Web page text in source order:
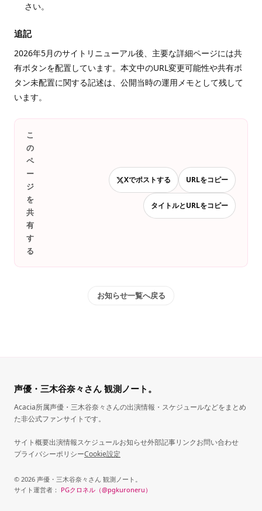
さい。
追記
2026年5月のサイトリニューアル後、主要な詳細ページには共
有ボタンを配置しています。本文中のURL変更可能性や共有ボ
タン未配置に関する記述は、公開当時の運用メモとして残して
います。
こ
の
ペ
ー
ジ
を
共
有
す
る
Xでポストする URLをコピー
タイトルとURLをコピー
お知らせ一覧へ戻る
声優・三木谷奈々さん 観測ノート。
Acacia所属声優・三木谷奈々さんの出演情報・スケジュールなどをまとめ
た非公式ファンサイトです。
サイト概要出演情報スケジュールお知らせ外部記事リンクお問い合わせ
プライバシーポリシーCookie設定
© 2026 声優・三木谷奈々さん 観測ノート。
サイト運営者： PGクロネル（@pgkuroneru）